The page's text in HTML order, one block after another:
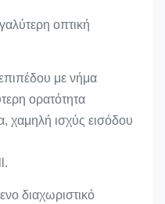
οπτική
με νήμα
ορατότητα
χαμηλή ισχύς εισόδου
διαχωριστικό